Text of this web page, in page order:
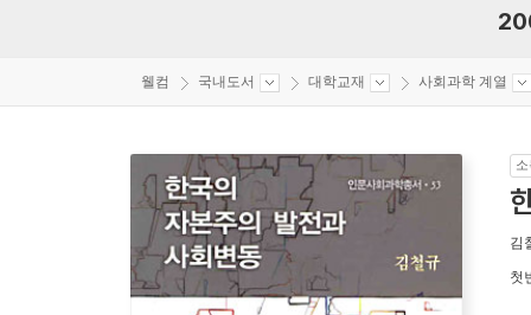
웰컴 국내도서 대학교재 사회과학 계열
김
첫